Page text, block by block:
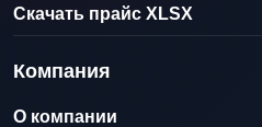
Скачать прайс XLSX
Компания
О компании